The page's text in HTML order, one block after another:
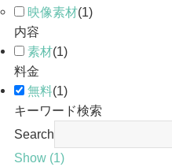
映像素材(1)
内容
素材(1)
料金
無料(1)
キーワード検索
Search
Show (1)